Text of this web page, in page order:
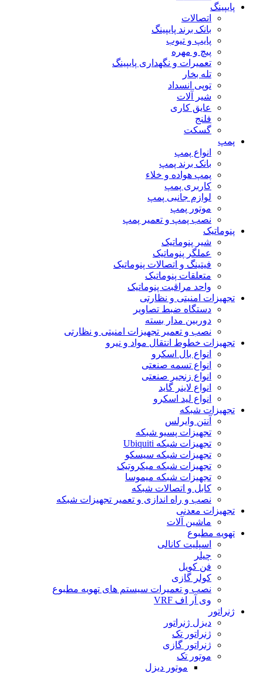
پایپینگ
اتصالات
بانک برند پایپینگ
پایپ و تیوب
پیچ و مهره
تعمیرات و نگهداری پایپینگ
تله بخار
توپی انسداد
شیر آلات
عایق کاری
فلنج
گسکت
پمپ
انواع پمپ
بانک برند پمپ
پمپ هواده و خلاء
کاربری پمپ
لوازم جانبی پمپ
موتور پمپ
نصب پمپ و تعمیر پمپ
پنوماتیک
شیر پنوماتیک
عملگر پنوماتیک
فیتینگ و اتصالات پنوماتیک
متعلقات پنوماتیک
واحد مراقبت پنوماتیک
تجهیزات امنیتی و نظارتی
دستگاه ضبط تصاویر
دوربین مدار بسته
نصب و تعمیر تجهیزات امنیتی و نظارتی
تجهیزات خطوط انتقال مواد و نیرو
انواع بال اسکرو
انواع تسمه صنعتی
انواع زنجیر صنعتی
انواع لاینر گاید
انواع لید اسکرو
تجهیزات شبکه
آنتن وایرلس
تجهیزات پسیو شبکه
تجهیزات شبکه Ubiquiti
تجهیزات شبکه سیسکو
تجهیزات شبکه میکروتیک
تجهیزات شبکه میموسا
کابل و اتصالات شبکه
نصب و راه اندازی و تعمیر تجهیزات شبکه
تجهیزات معدنی
ماشین آلات
تهویه مطبوع
اسپلیت کانالی
چیلر
فن کویل
کولر گازی
نصب و تعمیرات سیستم های تهویه مطبوع
وی آر اف VRF
ژنراتور
دیزل ژنراتور
ژنراتور تک
ژنراتور گازی
موتور تک
موتور دیزل